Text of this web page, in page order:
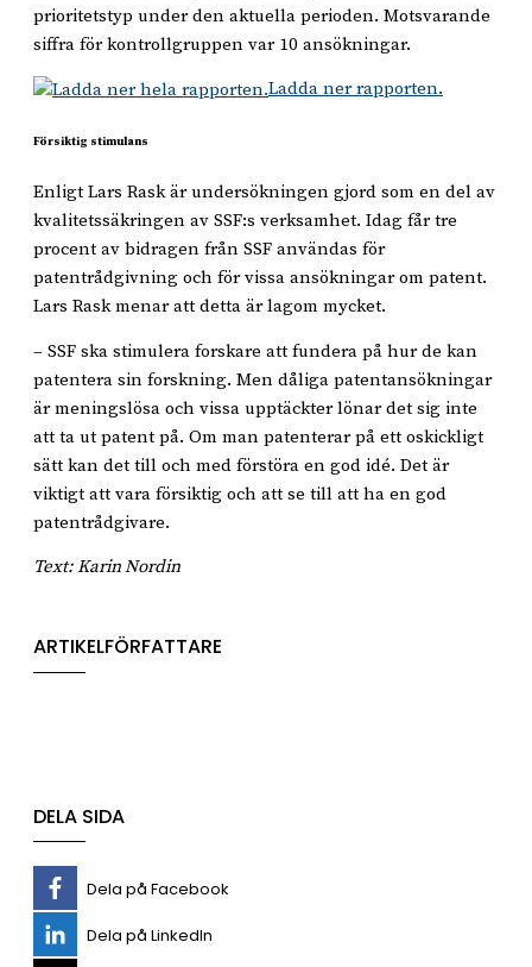
prioritetstyp under den aktuella perioden. Motsvarande
siffra för kontrollgruppen var 10 ansökningar.
Ladda ner rapporten.
Försiktig stimulans
Enligt Lars Rask är undersökningen gjord som en del av
kvalitetssäkringen av SSF:s verksamhet. Idag får tre
procent av bidragen från SSF användas för
patentrådgivning och för vissa ansökningar om patent.
Lars Rask menar att detta är lagom mycket.
– SSF ska stimulera forskare att fundera på hur de kan
patentera sin forskning. Men dåliga patentansökningar
är meningslösa och vissa upptäckter lönar det sig inte
att ta ut patent på. Om man patenterar på ett oskickligt
sätt kan det till och med förstöra en god idé. Det är
viktigt att vara försiktig och att se till att ha en god
patentrådgivare.
Text: Karin Nordin
ARTIKELFÖRFATTARE
DELA SIDA
Dela på Facebook
Dela på LinkedIn